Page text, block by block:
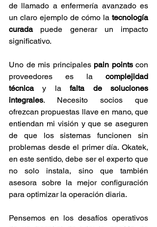
de llamado a enfermería avanzado es
un claro ejemplo de cómo la tecnología
curada puede generar un impacto
significativo.
Uno de mis principales pain points con
proveedores es la complejidad
técnica y la falta de soluciones
integrales. Necesito socios que
ofrezcan propuestas llave en mano, que
entiendan mi visión y que se aseguren
de que los sistemas funcionen sin
problemas desde el primer día. Okatek,
en este sentido, debe ser el experto que
no solo instala, sino que también
asesora sobre la mejor configuración
para optimizar la operación diaria.
Pensemos en los desafíos operativos